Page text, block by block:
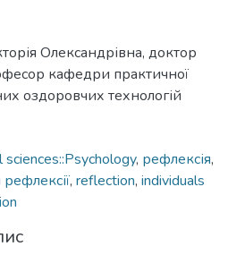
Олександрівна, доктор
кафедри практичної
оздоровчих технологій
sciences::Psychology, рефлексія,
, reflection, individuals